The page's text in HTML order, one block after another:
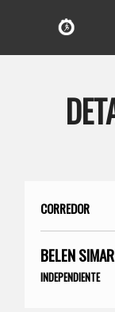
CORREDOR
BELEN
INDEPENDIENTE